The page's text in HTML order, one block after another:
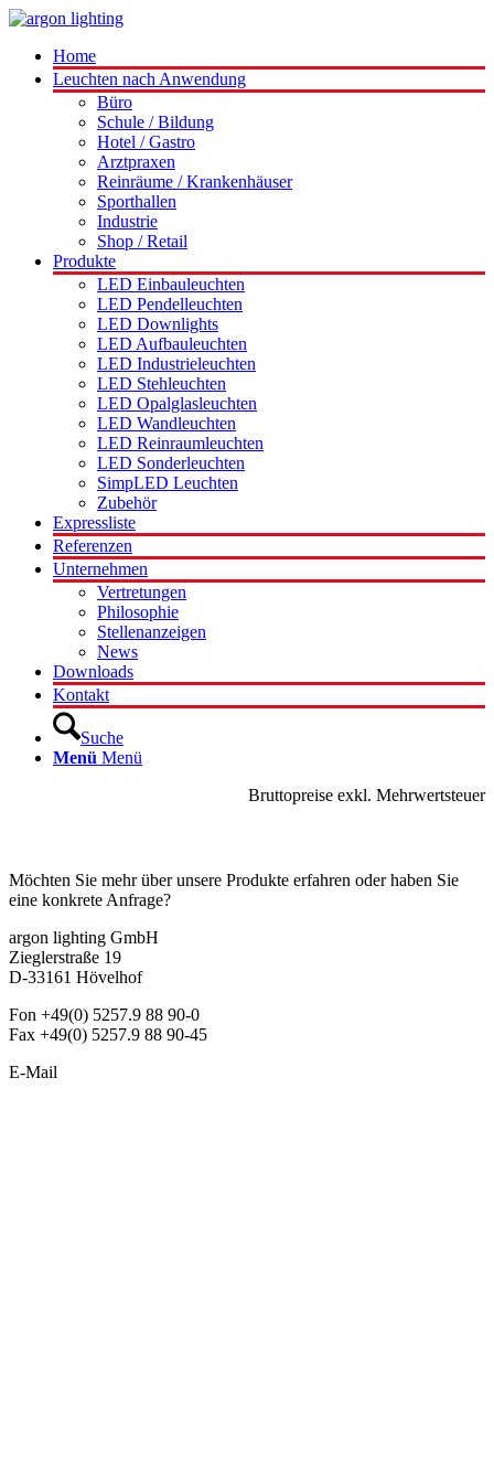
Home
Leuchten nach Anwendung
Büro
Schule / Bildung
Hotel / Gastro
Arztpraxen
Reinräume / Krankenhäuser
Sporthallen
Industrie
Shop / Retail
Produkte
LED Einbauleuchten
LED Pendelleuchten
LED Downlights
LED Aufbauleuchten
LED Industrieleuchten
LED Stehleuchten
LED Opalglasleuchten
LED Wandleuchten
LED Reinraumleuchten
LED Sonderleuchten
SimpLED Leuchten
Zubehör
Expressliste
Referenzen
Unternehmen
Vertretungen
Philosophie
Stellenanzeigen
News
Downloads
Kontakt
Suche
Menü Menü
Bruttopreise exkl. Mehrwertsteuer
Möchten Sie mehr über unsere Produkte erfahren oder haben Sie
eine konkrete Anfrage?
argon lighting GmbH
Zieglerstraße 19
D-33161 Hövelhof
Fon +49(0) 5257.9 88 90-0
Fax +49(0) 5257.9 88 90-45
E-Mail